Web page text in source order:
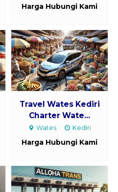
Harga Hubungi Kami
Travel Wates Kediri
Charter Wate...
Wates Kediri
Harga Hubungi Kami